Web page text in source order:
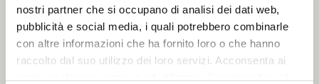
nostri partner che si occupano di analisi dei dati web,
pubblicità e social media, i quali potrebbero combinarle
con altre informazioni che ha fornito loro o che hanno
raccolto dal suo utilizzo dei loro servizi. Acconsenta ai
JOURNEY